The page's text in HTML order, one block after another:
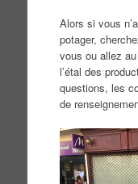
Alors si vous
potager,
vous ou allez
l’étal des
questions, les
de